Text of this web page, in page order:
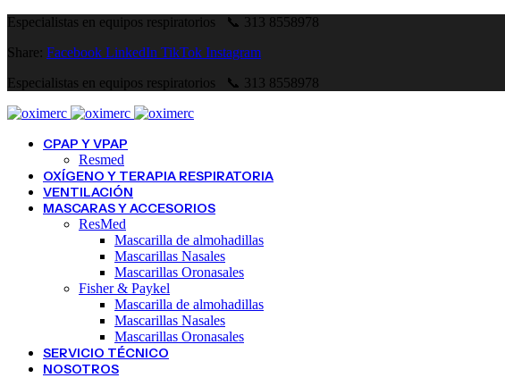
Especialistas en equipos respiratorios 📞 313 8558978
Share: Facebook LinkedIn TikTok Instagram
Especialistas en equipos respiratorios 📞 313 8558978
CPAP Y VPAP
Resmed
OXÍGENO Y TERAPIA RESPIRATORIA
VENTILACIÓN
MASCARAS Y ACCESORIOS
ResMed
Mascarilla de almohadillas
Mascarillas Nasales
Mascarillas Oronasales
Fisher & Paykel
Mascarilla de almohadillas
Mascarillas Nasales
Mascarillas Oronasales
SERVICIO TÉCNICO
NOSOTROS